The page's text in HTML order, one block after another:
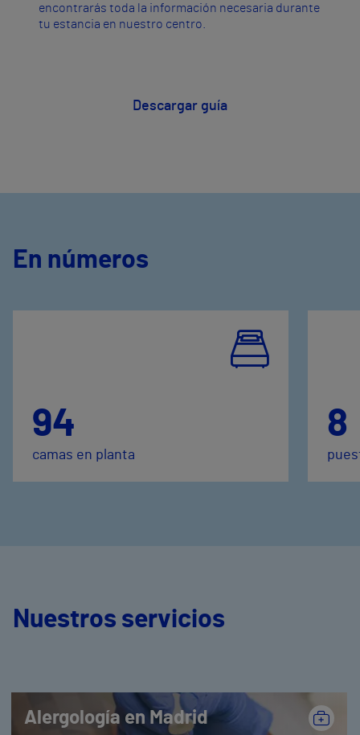
encontrarás toda la información necesaria durante
tu estancia en nuestro centro.
Descargar guía
En números
94
camas en planta
8
Nuestros servicios
Alergología en Madrid